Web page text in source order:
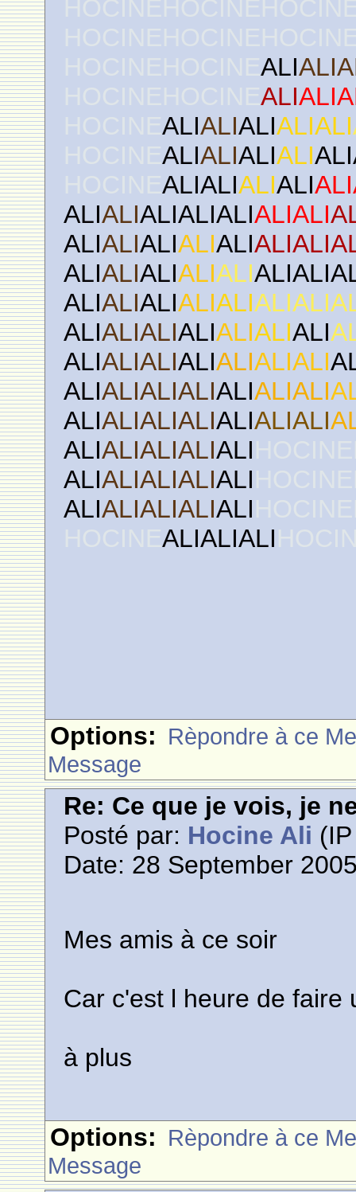
HOCINEHOCINEALI
HOCINEHOCINEALI
HOCINEALIALIALIALIALI
HOCINEALIALIALIALI
HOCINEALIALIALIALI
ALIALIALIALIALIALIALI
ALIALIALIALIALI
ALIALIALIALIALI
ALIALIALIALIALI
ALIALIALIALIALIALIALI
ALIALIALIALIALIALIALI
ALIALIALIALIALIALIALI
ALIALIALIALIALIALIALI
ALIALIALIALIALI
ALIALIALIALIALI
ALIALIALIALIALI
HOCINEALIALIALI
Options: Rèpondre à ce
Message
Re: Ce que je vois, je
Posté par: Hocine Ali
Date: 28 September
Mes amis à ce soir
Car c'est l heure de faire
à plus
Options: Rèpondre à ce
Message